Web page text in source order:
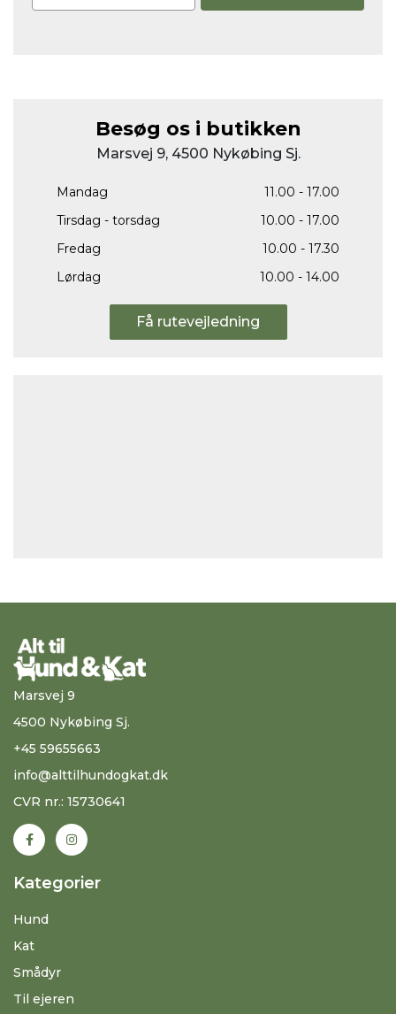
Besøg os i butikken
Marsvej 9, 4500 Nykøbing Sj.
Mandag
11.00 - 17.00
Tirsdag - torsdag
10.00 - 17.00
Fredag
10.00 - 17.30
Lørdag
10.00 - 14.00
Få rutevejledning
Marsvej 9
4500 Nykøbing Sj.
+45 59655663
info@alttilhundogkat.dk
CVR nr.: 15730641
Kategorier
Hund
Kat
Smådyr
Til ejeren